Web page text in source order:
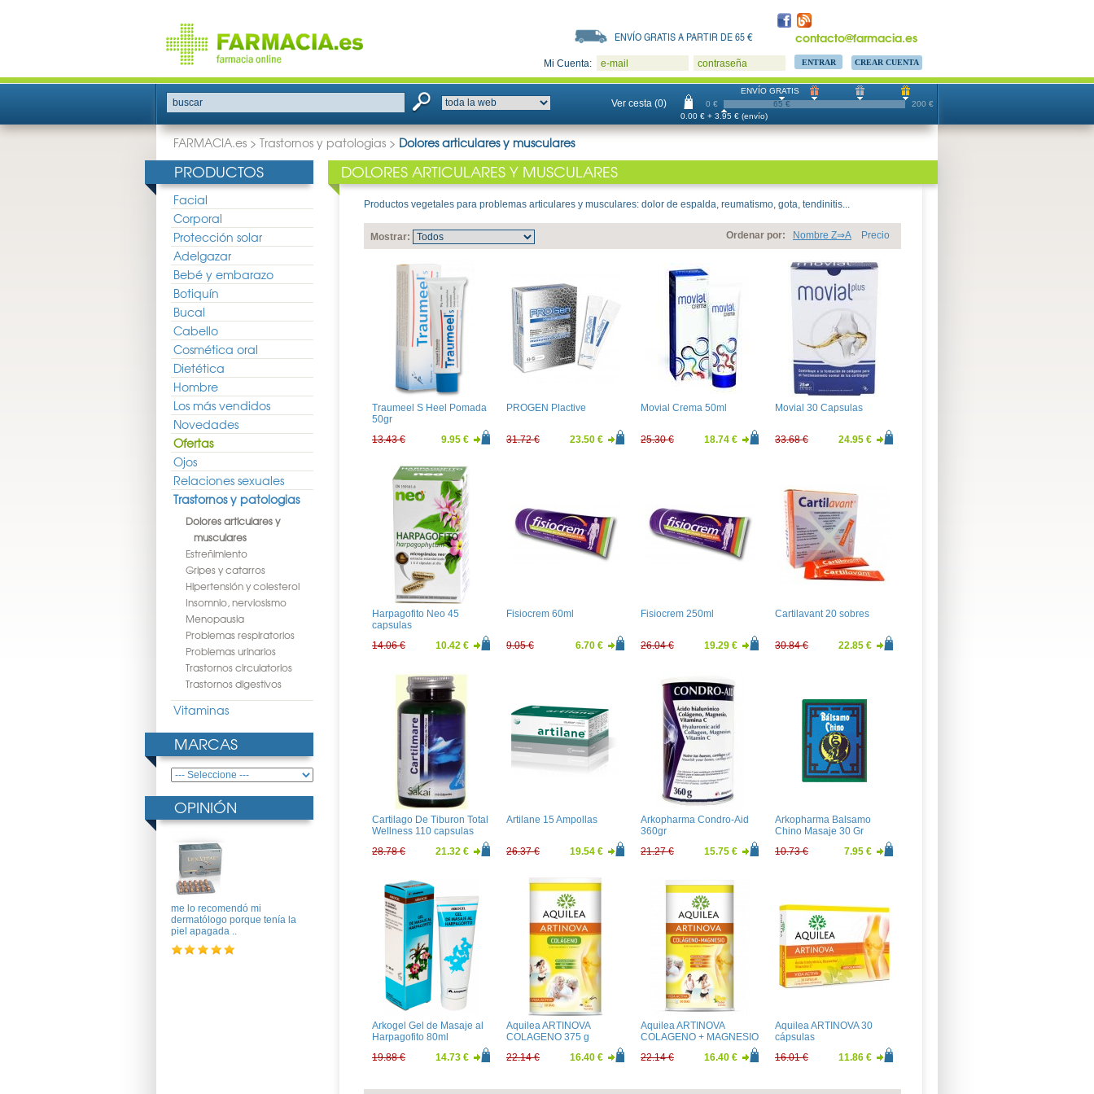
contacto@farmacia.es
ENVÍO GRATIS A PARTIR DE 65 €
Mi Cuenta: e-mail contraseña CREAR CUENTA
buscar Ver cesta (0) 0 € 200 €
ENVÍO GRATIS
65 €
0.00 € + 3.95 € (envío)
FARMACIA.es > Trastornos y patologias > Dolores articulares y musculares
PRODUCTOS
Facial
Corporal
Protección solar
Adelgazar
Bebé y embarazo
Botiquín
Bucal
Cabello
Cosmética oral
Dietética
Hombre
Los más vendidos
Novedades
Ofertas
Ojos
Relaciones sexuales
Trastornos y patologias
Dolores articulares y
musculares
Estreñimiento
Gripes y catarros
Hipertensión y colesterol
Insomnio, nerviosismo
Menopausia
Problemas respiratorios
Problemas urinarios
Trastornos circulatorios
Trastornos digestivos
Vitaminas
MARCAS
OPINIÓN
me lo recomendó mi
dermatólogo porque tenía la
piel apagada ..
DOLORES ARTICULARES Y MUSCULARES
Productos vegetales para problemas articulares y musculares: dolor de espalda, reumatismo, gota, tendinitis...
Mostrar: Ordenar por: Nombre Z⇒A Precio
Traumeel S Heel Pomada
50gr
13.43 €
9.95 €
PROGEN Plactive
31.72 € 23.50 €
Movial Crema 50ml
25.30 € 18.74 €
Movial 30 Capsulas
33.68 € 24.95 €
Harpagofito Neo 45
capsulas
14.06 €
10.42 €
Fisiocrem 60ml
9.05 € 6.70 €
Fisiocrem 250ml
26.04 € 19.29 €
Cartilavant 20 sobres
30.84 € 22.85 €
Cartilago De Tiburon Total
Wellness 110 capsulas
28.78 €
21.32 €
Artilane 15 Ampollas
26.37 € 19.54 €
Arkopharma Condro-Aid
360gr
21.27 €
15.75 €
Arkopharma Balsamo
Chino Masaje 30 Gr
10.73 €
7.95 €
Arkogel Gel de Masaje al
Harpagofito 80ml
19.88 €
14.73 €
Aquilea ARTINOVA
COLAGENO 375 g
22.14 €
16.40 €
Aquilea ARTINOVA
COLAGENO + MAGNESIO
22.14 € 16.40 €
Aquilea ARTINOVA 30
cápsulas
16.01 €
11.86 €